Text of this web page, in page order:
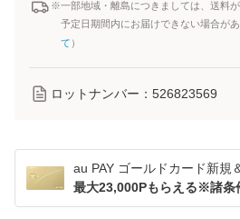
※一部地域・離島につきましては、送料
予定日期間内にお届けできない場合が
て ）
ロットナンバー： 526823569
au PAY ゴールドカード新規
最大23,000Pもらえる※諸条